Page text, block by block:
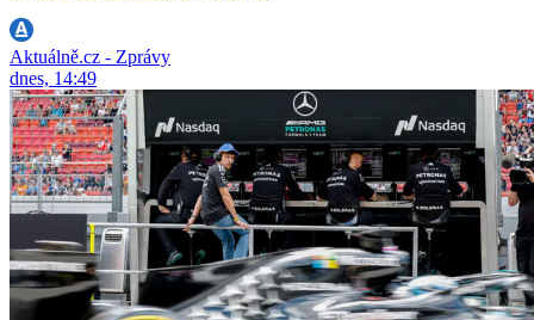
Aktuálně.cz - Zprávy
dnes, 14:49